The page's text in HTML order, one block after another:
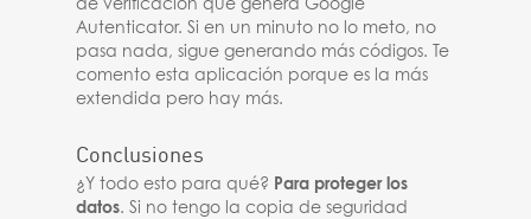
de verificación que genera Google
Autenticator. Si en un minuto no lo meto, no
pasa nada, sigue generando más códigos. Te
comento esta aplicación porque es la más
extendida pero hay más.
Conclusiones
¿Y todo esto para qué? Para proteger los
datos. Si no tengo la copia de seguridad